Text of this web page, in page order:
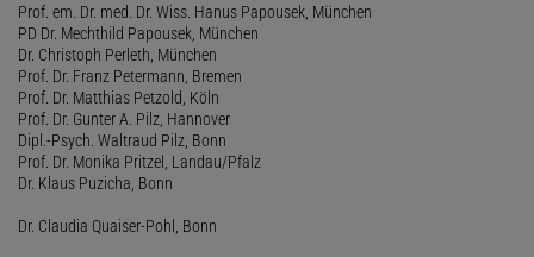
Prof. em. Dr. med. Dr. Wiss. Hanus Papousek, München
PD Dr. Mechthild Papousek, München
Dr. Christoph Perleth, München
Prof. Dr. Franz Petermann, Bremen
Prof. Dr. Matthias Petzold, Köln
Prof. Dr. Gunter A. Pilz, Hannover
Dipl.-Psych. Waltraud Pilz, Bonn
Prof. Dr. Monika Pritzel, Landau/Pfalz
Dr. Klaus Puzicha, Bonn
Dr. Claudia Quaiser-Pohl, Bonn